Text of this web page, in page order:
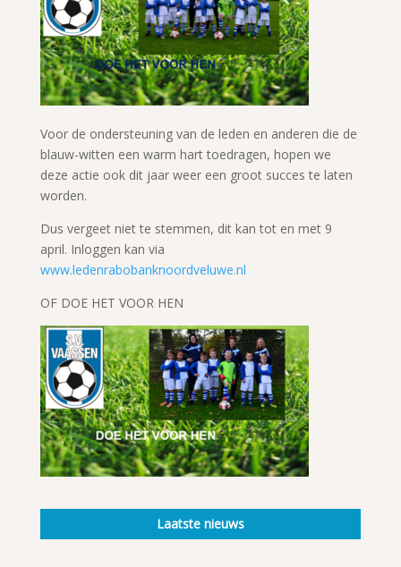
Voor de ondersteuning van de leden en anderen die de
blauw-witten een warm hart toedragen, hopen we
deze actie ook dit jaar weer een groot succes te laten
worden.
Dus vergeet niet te stemmen, dit kan tot en met 9
april. Inloggen kan via
www.ledenrabobanknoordveluwe.nl
OF DOE HET VOOR HEN
Laatste nieuws